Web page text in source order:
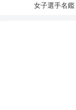
女子選手名鑑